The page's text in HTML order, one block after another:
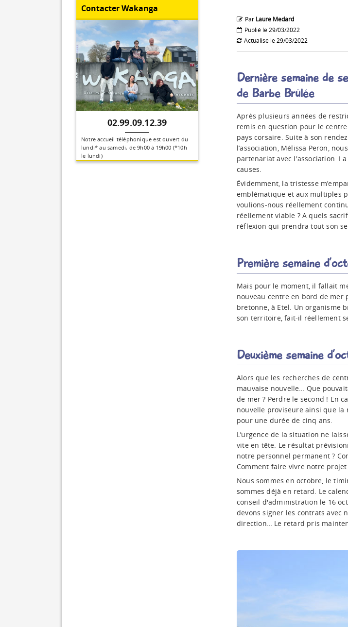
Par Laure Medard
Publié le 29/03/2022
Actualisé le 29/03/2022
Dernière semaine de
de Barbe Brûlée
Après plusieurs années de
remis en question pour le
pays corsaire. Suite à son
l’association, Mélissa Peron,
partenariat avec l'association.
causes.
Évidemment, la tristesse
emblématique et aux multiples
voulions-nous réellement
réellement viable ? A quels
réflexion qui prendra tout son
Première semaine
Mais pour le moment, il fallait
nouveau centre en bord de mer
bretonne, à Etel. Un organisme
son territoire, fait-il réellement
Deuxième semaine
Alors que les recherches de
mauvaise nouvelle… Que
de mer ? Perdre le second ! En
nouvelle proviseure ainsi que la
pour une durée de cinq ans.
L’urgence de la situation ne
vite en tête. Le résultat
notre personnel permanent ?
Comment faire vivre notre
Nous sommes en octobre, le
sommes déjà en retard. Le
conseil d'administration le 16
devons signer les contrats avec
direction… Le retard pris
Contacter Wakanga
02.99.09.12.39
Notre accueil téléphonique est ouvert du
lundi* au samedi, de 9h00 à 19h00 (*10h
le lundi)